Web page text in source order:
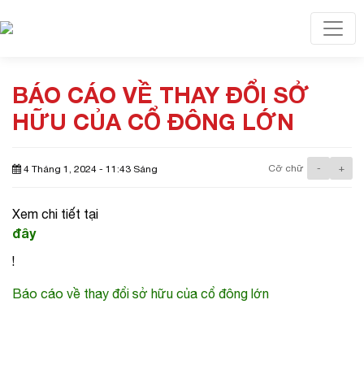
BÁO CÁO VỀ THAY ĐỔI SỞ
HỮU CỦA CỔ ĐÔNG LỚN
4 Tháng 1, 2024 - 11:43 Sáng Cỡ chữ - +
Xem chi tiết tại
đây
!
Báo cáo về thay đổi sở hữu của cổ đông lớn